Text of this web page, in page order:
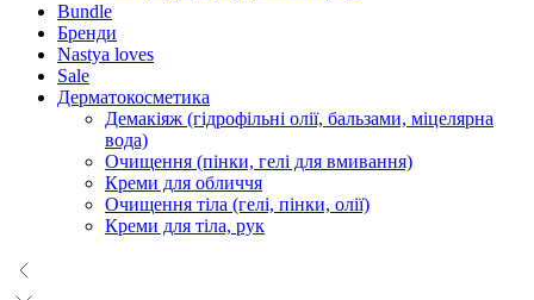
Bundle
Бренди
Nastya loves
Sale
Дерматокосметика
Демакіяж (гідрофільні олії, бальзами, міцелярна
вода)
Очищення (пінки, гелі для вмивання)
Креми для обличчя
Очищення тіла (гелі, пінки, олії)
Креми для тіла, рук